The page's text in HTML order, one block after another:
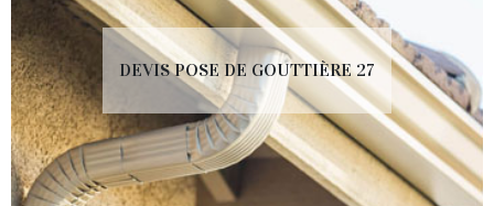
DEVIS POSE DE GOUTTIÈRE 27